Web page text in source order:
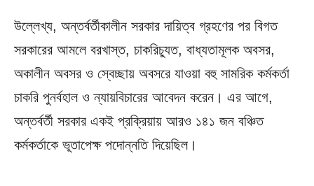
উল্লেখ্য, অন্তর্বর্তীকালীন সরকার দায়িত্ব গ্রহণের পর বিগত
সরকারের আমলে বরখাস্ত, চাকরিচ্যুত, বাধ্যতামূলক অবসর,
অকালীন অবসর ও স্বেচ্ছায় অবসরে যাওয়া বহু সামরিক কর্মকর্তা
চাকরি পুনর্বহাল ও ন্যায়বিচারের আবেদন করেন। এর আগে,
অন্তর্বর্তী সরকার একই প্রক্রিয়ায় আরও ১৪১ জন বঞ্চিত
কর্মকর্তাকে ভূতাপেক্ষ পদোন্নতি দিয়েছিল।